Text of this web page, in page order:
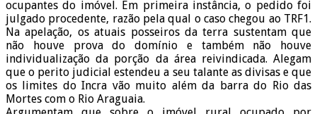
ocupantes do imóvel. Em primeira instância, o pedido foi
julgado procedente, razão pela qual o caso chegou ao TRF1.
Na apelação, os atuais posseiros da terra sustentam que
não houve prova do domínio e também não houve
individualização da porção da área reivindicada. Alegam
que o perito judicial estendeu a seu talante as divisas e que
os limites do Incra vão muito além da barra do Rio das
Mortes com o Rio Araguaia.